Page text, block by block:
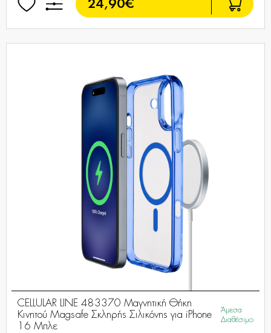
24,90€
CELLULAR LINE 483370 Μαγνητική Θήκη
Κινητού Magsafe Σκληρής Σιλικόνης για iPhone
16 Μπλε
Άμεσα
Διαθέσιμο